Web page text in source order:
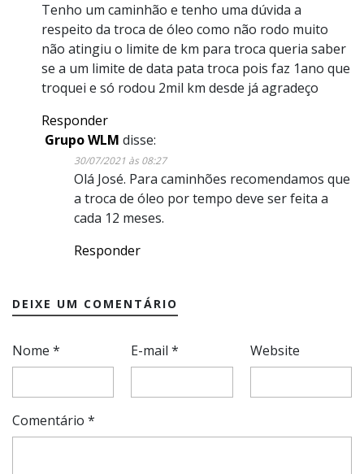
Tenho um caminhão e tenho uma dúvida a
respeito da troca de óleo como não rodo muito
não atingiu o limite de km para troca queria saber
se a um limite de data pata troca pois faz 1ano que
troquei e só rodou 2mil km desde já agradeço
Responder
Grupo WLM disse:
30/07/2021 às 08:27
Olá José. Para caminhões recomendamos que
a troca de óleo por tempo deve ser feita a
cada 12 meses.
Responder
DEIXE UM COMENTÁRIO
Nome * E-mail* Website
Comentário *